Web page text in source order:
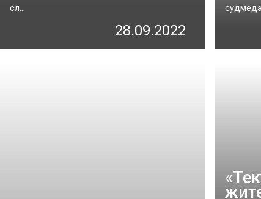
сл...
28.09.2022